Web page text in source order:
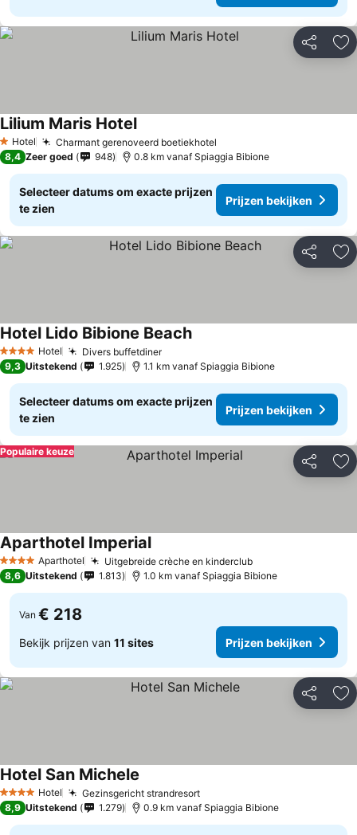
Delen
1 Sterren
Hotel Charmant gerenoveerd boetiekhotel
Lilium Maris HotelPrijzen bekijken
8,4 Zeer goed 948 0.8 km vanaf Spiaggia Bibione
Selecteer datums om exacte prijzen
te zien
Prijzen bekijken
Delen
4 SterrenHotel Divers buffetdinerPrijzen bekijken
Hotel Lido Bibione BeachPrijzen bekijken
9,3 Uitstekend 1.925 1.1 km vanaf Spiaggia Bibione
Selecteer datums om exacte prijzen
te zien
Prijzen bekijken
Delen
Populaire keuze
4 SterrenAparthotel Uitgebreide crèche en kinderclubPrijzen bekijken
Aparthotel ImperialPrijzen bekijken
8,6 Uitstekend 1.813 1.0 km vanaf Spiaggia Bibione
Van € 218
Bekijk prijzen van 11 sites Prijzen bekijken
Delen
4 SterrenHotel Gezinsgericht strandresortPrijzen bekijken
Hotel San Michele
8,9 Uitstekend 1.279 0.9 km vanaf Spiaggia Bibione